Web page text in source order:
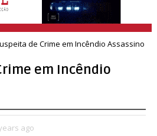
de Crime em Incêndio Assassino
em Incêndio
ago